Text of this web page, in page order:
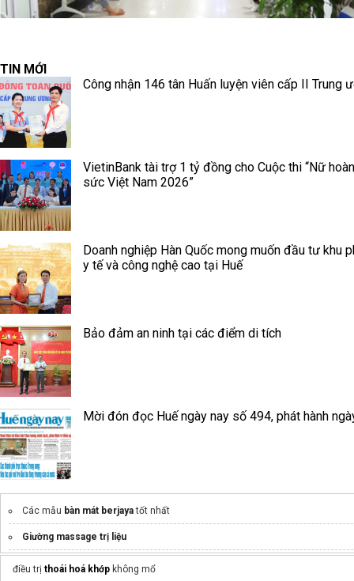
TIN MỚI
Công nhận 146 tân Huấn luyện viên cấp II Trung
VietinBank tài trợ 1 tỷ đồng cho Cuộc thi “Nữ
sức Việt Nam 2026”
Doanh nghiệp Hàn Quốc mong muốn đầu tư khu
y tế và công nghệ cao tại Huế
Bảo đảm an ninh tại các điểm di tích
Mời đón đọc Huế ngày nay số 494, phát hành
Các mẫu bàn mát berjayatốt nhất
Giường massage trị liệu
Công ty https://printbina.com/
điều trị thoái hoá khớp không mổ